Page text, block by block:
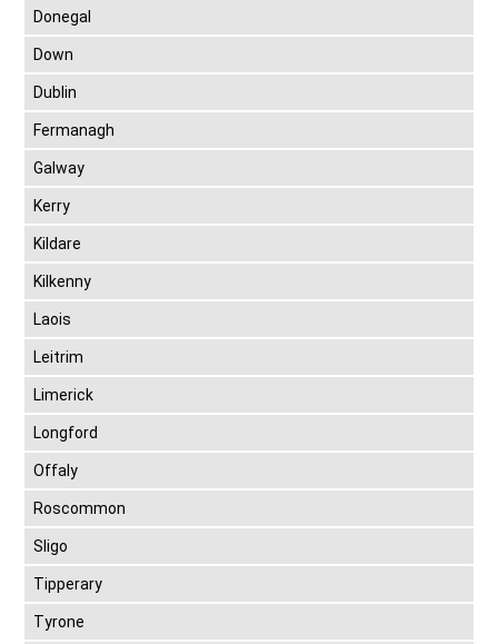
Donegal
Down
Dublin
Fermanagh
Galway
Kerry
Kildare
Kilkenny
Laois
Leitrim
Limerick
Longford
Offaly
Roscommon
Sligo
Tipperary
Tyrone